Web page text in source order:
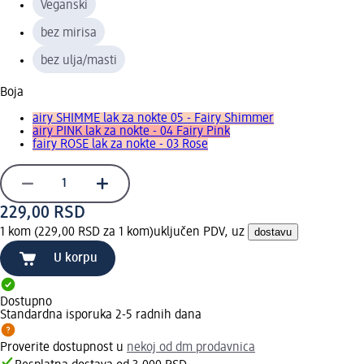
Veganski
bez mirisa
bez ulja/masti
Boja
airy SHIMME lak za nokte 05 - Fairy Shimmer
airy PINK lak za nokte - 04 Fairy Pink
fairy ROSE lak za nokte - 03 Rose
229,00 RSD
1 kom (229,00 RSD za 1 kom)uključen PDV, uz dostavu
U korpu
Dostupno
Standardna isporuka 2-5 radnih dana
Proverite dostupnost u nekoj od dm prodavnica